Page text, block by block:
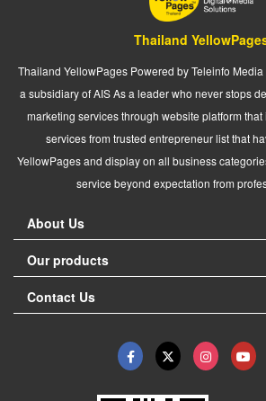
Thailand
Thailand YellowPages Powered by Teleinfo
a subsidiary of AIS As a leader who never stops
marketing services through website platform
services from trusted entrepreneur list that
YellowPages and display on all business
service beyond expectation from
About Us
Our products
Contact Us